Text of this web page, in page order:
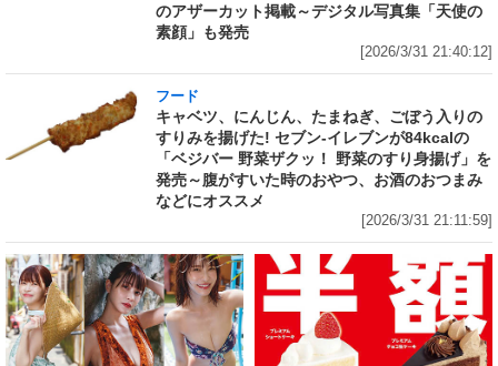
のアザーカット掲載～デジタル写真集「天使の
素顔」も発売
[2026/3/31 21:40:12]
フード
キャベツ、にんじん、たまねぎ、ごぼう入りの
すりみを揚げた! セブン‐イレブンが84kcalの
「ベジバー 野菜ザクッ！ 野菜のすり身揚げ」を
発売～腹がすいた時のおやつ、お酒のおつまみ
などにオススメ
[2026/3/31 21:11:59]